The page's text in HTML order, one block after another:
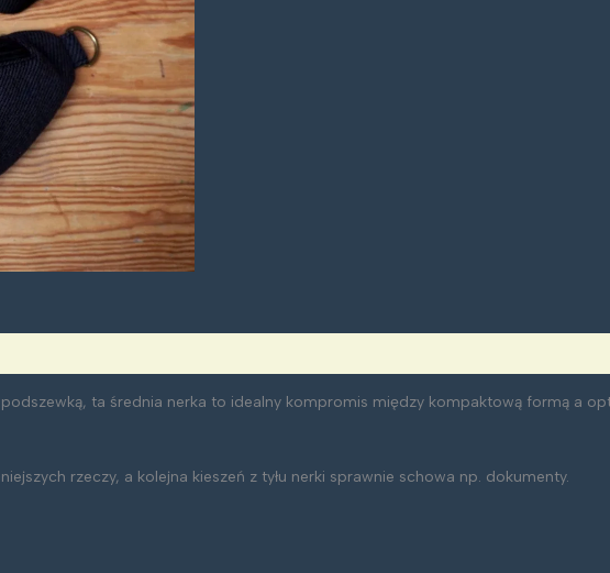
ta średnia nerka to idealny kompromis między kompaktową formą a
rzeczy, a kolejna kieszeń z tyłu nerki sprawnie schowa np. dokumenty.